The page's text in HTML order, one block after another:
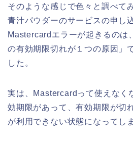
そのような感じで色々と調べて
青汁パウダーのサービスの申し
Mastercardエラーが起きるのは
の有効期限切れが１つの原因」
した。
実は、Mastercardって使えなく
効期限があって、有効期限が切
が利用できない状態になってし